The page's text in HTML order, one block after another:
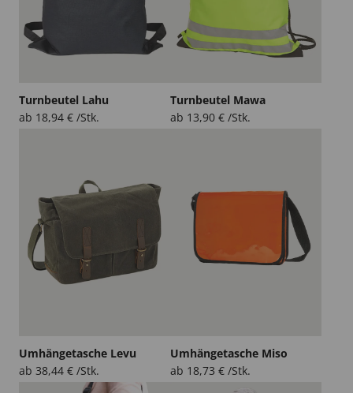
Turnbeutel Lahu
ab 18,94 € /Stk.
Turnbeutel Mawa
ab 13,90 € /Stk.
Umhängetasche Levu
ab 38,44 € /Stk.
Umhängetasche Miso
ab 18,73 € /Stk.